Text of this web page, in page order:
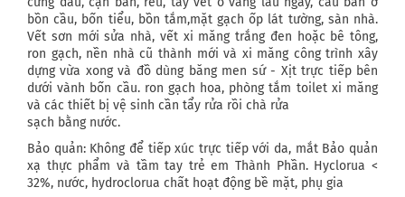
bồn cầu, bốn tiểu, bồn tắm,mặt gạch ốp lát tường, sàn nhà.
Vết sơn mới sửa nhà, vết xi măng trắng đen hoặc bê tông,
ron gạch, nền nhà cũ thành mới và xi măng công trình xây
dựng vừa xong và đồ dùng băng men sứ - Xịt trực tiếp bên
dưới vành bốn cầu. ron gạch hoa, phòng tắm toilet xi măng
và các thiết bị vệ sinh cần tẩy rửa rồi chà rửa
sạch bằng nước.
Bảo quản: Không để tiếp xúc trực tiếp với da, mắt Bảo quản
xạ thực phẩm và tầm tay trẻ em Thành Phần. Hyclorua <
32%, nước, hydroclorua chất hoạt động bề mặt, phụ gia